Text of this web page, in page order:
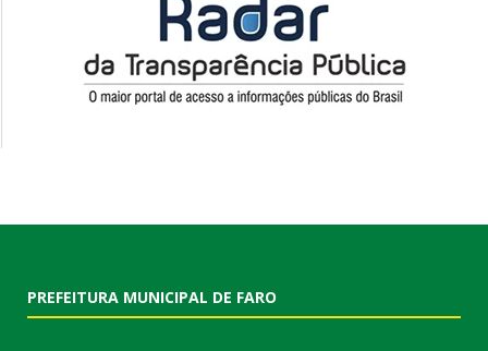
PREFEITURA MUNICIPAL DE FARO